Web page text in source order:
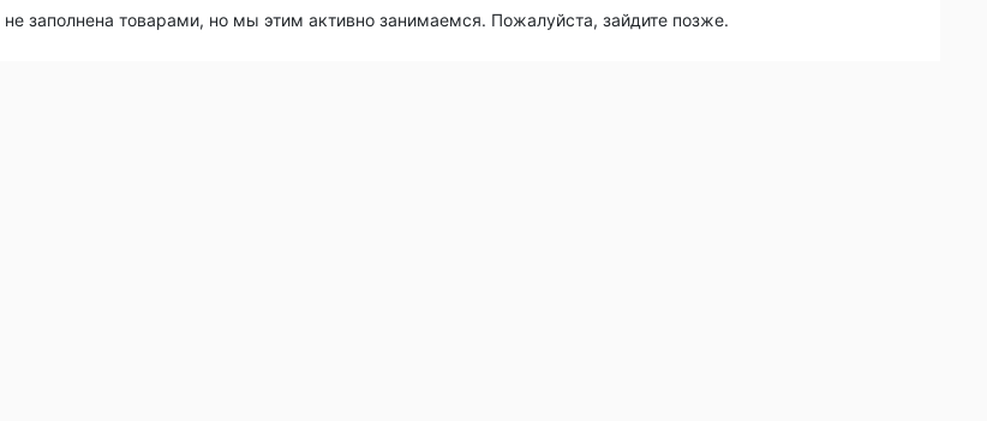
не заполнена товарами, но мы этим активно занимаемся. Пожалуйста, зайдите позже.